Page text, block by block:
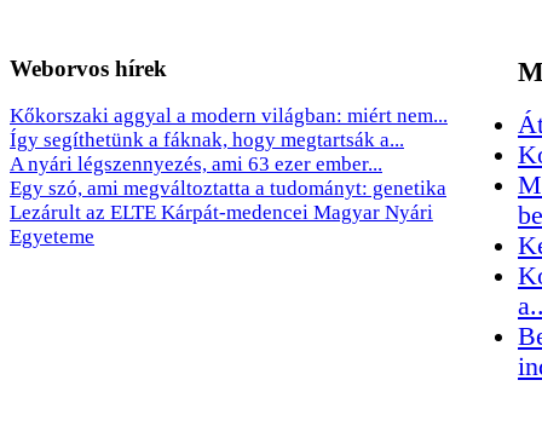
Weborvos hírek
Kőkorszaki aggyal a modern világban: miért nem...
Így segíthetünk a fáknak, hogy megtartsák a...
A nyári légszennyezés, ami 63 ezer ember...
Egy szó, ami megváltoztatta a tudományt: genetika
Lezárult az ELTE Kárpát-medencei Magyar Nyári
Egyeteme